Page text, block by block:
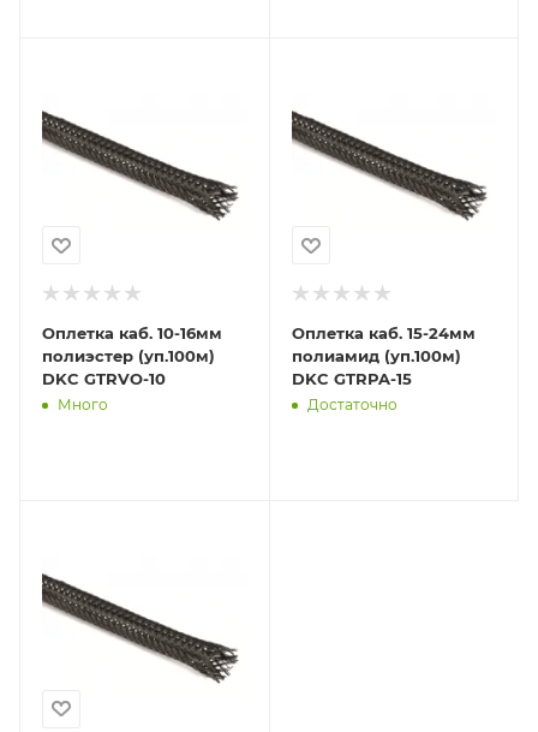
Оплетка каб. 10-16мм
полиэстер (уп.100м)
DKC GTRVO-10
Много
Оплетка каб. 15-24мм
полиамид (уп.100м)
DKC GTRPA-15
Достаточно